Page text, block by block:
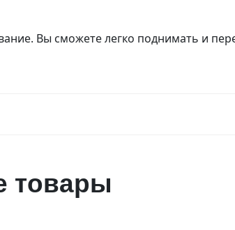
Вы сможете легко поднимать и
товары